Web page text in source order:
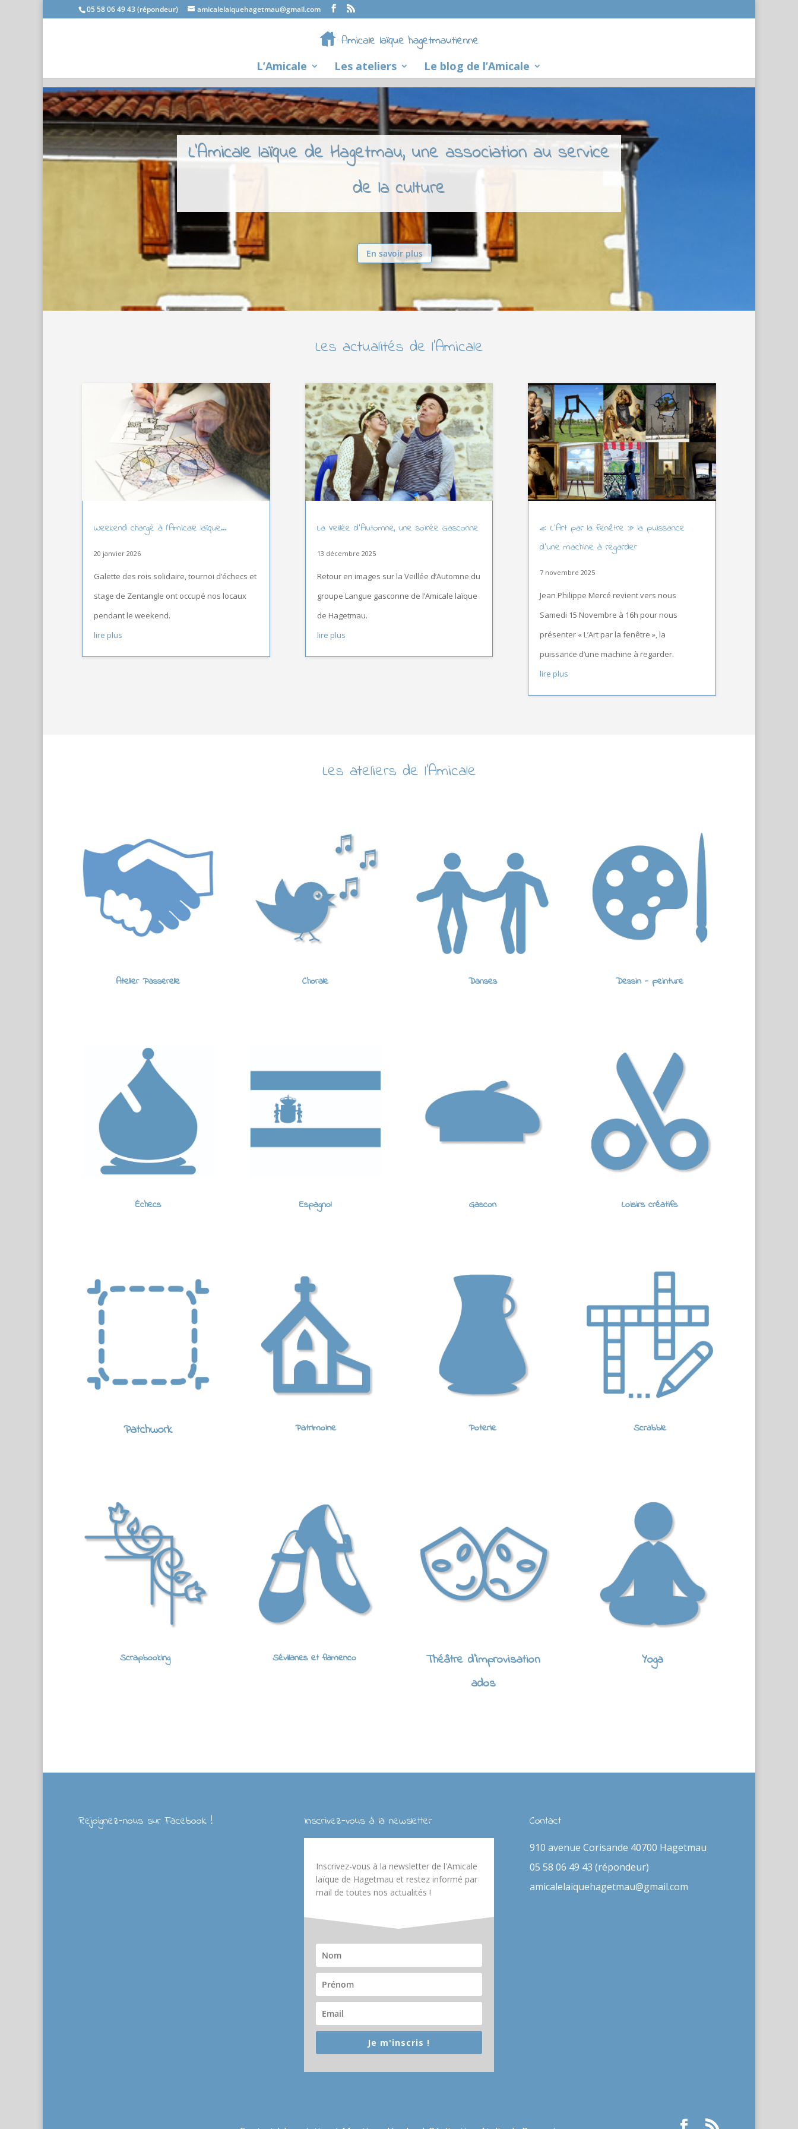
05 58 06 49 43 (répondeur) amicalelaiquehagetmau@gmail.com
L’Amicale Les ateliers Le blog de l’Amicale
L'Amicale laïque de Hagetmau, une association au service
de la culture
En savoir plus
Les actualités de l’Amicale
Weekend chargé à l’Amicale laïque…
20 janvier 2026
Galette des rois solidaire, tournoi d’échecs et
stage de Zentangle ont occupé nos locaux
pendant le weekend.
lire plus
La Veillée d’Automne, une soirée Gasconne
13 décembre 2025
Retour en images sur la Veillée d’Automne du
groupe Langue gasconne de l’Amicale laïque
de Hagetmau.
lire plus
« L’Art par la fenêtre » la puissance
d’une machine à regarder
7 novembre 2025
Jean Philippe Mercé revient vers nous
Samedi 15 Novembre à 16h pour nous
présenter « L’Art par la fenêtre », la
puissance d’une machine à regarder.
lire plus
Les ateliers de l’Amicale
Atelier Passerelle Chorale Danses Dessin - peinture
Échecs Espagnol Gascon Loisirs créatifs
Patchwork Patrimoine Poterie Scrabble
Scrapbooking Sévillanes et flamenco
Théâtre d'improvisation
ados
Yoga
Rejoignez-nous sur Facebook ! Inscrivez-vous à la newsletter
Inscrivez-vous à la newsletter de l'Amicale
laïque de Hagetmau et restez informé par
mail de toutes nos actualités !
Je m'inscris !
Contact
910 avenue Corisande 40700 Hagetmau
05 58 06 49 43 (répondeur)
amicalelaiquehagetmau@gmail.com